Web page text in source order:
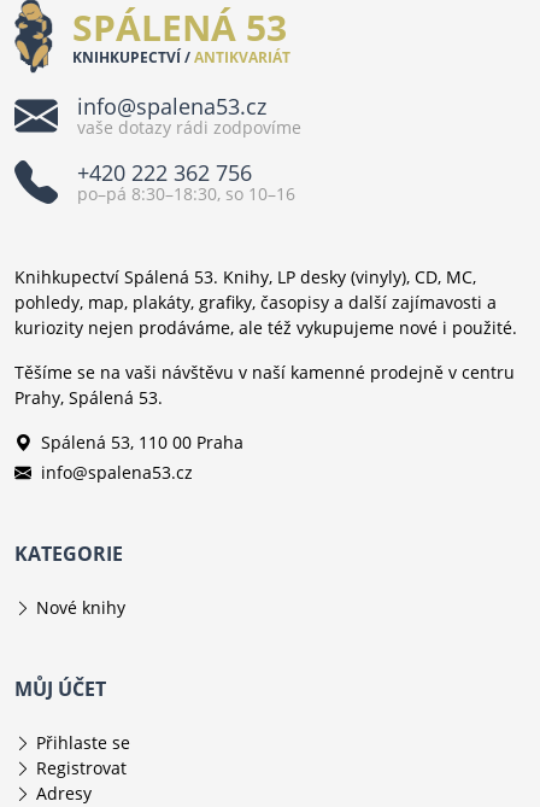
SPÁLENÁ 53
KNIHKUPECTVÍ /ANTIKVARIÁT
info@spalena53.cz
vaše dotazy rádi zodpovíme
+420 222 362 756
po–pá 8:30–18:30, so 10–16
Knihkupectví Spálená 53. Knihy, LP desky (vinyly), CD, MC,
pohledy, map, plakáty, grafiky, časopisy a další zajímavosti a
kuriozity nejen prodáváme, ale též vykupujeme nové i použité.
Těšíme se na vaši návštěvu v naší kamenné prodejně v centru
Prahy, Spálená 53.
Spálená 53, 110 00 Praha
info@spalena53.cz
KATEGORIE
Nové knihy
MŮJ ÚČET
Přihlaste se
Registrovat
Adresy